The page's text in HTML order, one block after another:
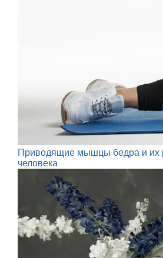
Приводящие мышцы бедра и их
человека